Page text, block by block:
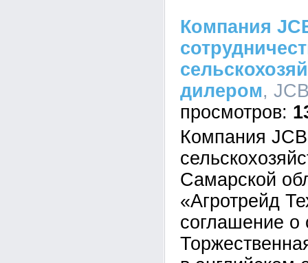
Компания
дилером,
Компания
Самарской
«Агротрейд
соглашение о